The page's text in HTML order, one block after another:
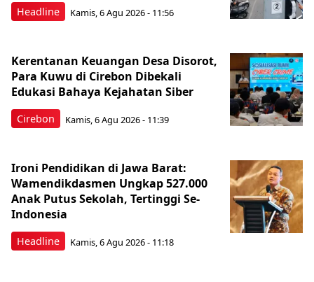
Headline Kamis, 6 Agu 2026 - 11:56
Cirebon
Kerentanan Keuangan Desa Disorot,
Para Kuwu di Cirebon Dibekali
Edukasi Bahaya Kejahatan Siber
Kamis, 6 Agu 2026 - 11:39
Headline
Ironi Pendidikan di Jawa Barat:
Wamendikdasmen Ungkap 527.000
Anak Putus Sekolah, Tertinggi Se-
Indonesia
Kamis, 6 Agu 2026 - 11:18